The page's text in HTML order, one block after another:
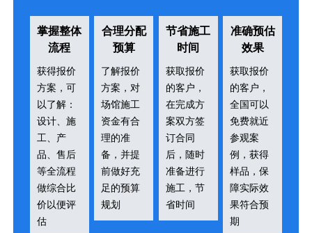
掌握整体
流程
获得报价
方案，可
以了解：
设计、施
工、产
品、售后
等全流程
做综合比
价以便评
估
合理分配
预算
了解报价
方案，对
场馆施工
资金有合
理的准
备，并提
前做好充
足的预算
规划
节省施工
时间
获取报价
的客户，
在完成方
案双方签
订合同
后，随时
准备进行
施工，节
省时间
准确预估
效果
获取报价
的客户，
全国可以
免费就近
参观案
例，获得
样品，保
障实际效
果符合预
期